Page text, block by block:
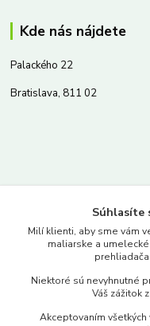
Kde nás nájdete
Palackého 22
Bratislava, 811 02
www.merkantil.sk
Pondelok-Piatok: 9.00-
objednavky@merkantil-
Súhlasíte
Milí klienti, aby sme vám
maliarske a
Niektoré sú nevyhnutné
Váš zážitok
Akceptovaním